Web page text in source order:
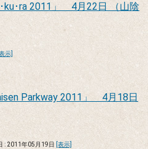
･ku･ra 2011」 4月22日 （山陰
示]
Parkway 2011」 4月18日
: 2011年05月19日 [表示]